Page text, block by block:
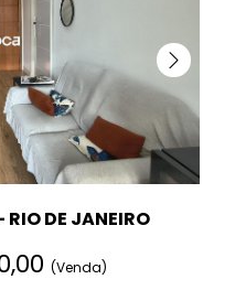
DE JANEIRO
(Venda)